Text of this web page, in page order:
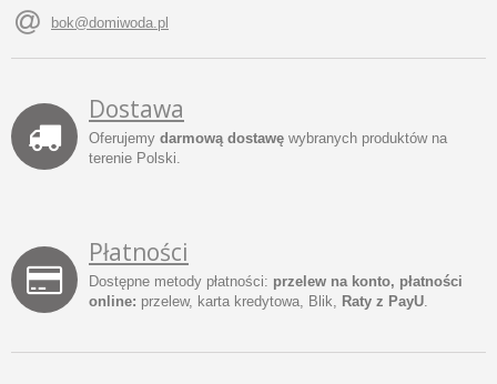
bok@domiwoda.pl
Dostawa
Oferujemy darmową dostawę wybranych produktów na
terenie Polski.
Płatności
Dostępne metody płatności: przelew na konto, płatności
online: przelew, karta kredytowa, Blik, Raty z PayU.